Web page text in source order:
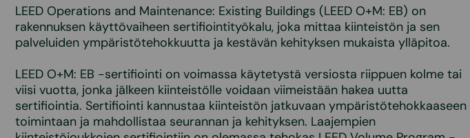
LEED Operations and Maintenance: Existing Buildings (LEED O+M: EB) on
rakennuksen käyttövaiheen sertifiointityökalu, joka mittaa kiinteistön ja sen
palveluiden ympäristötehokkuutta ja kestävän kehityksen mukaista ylläpitoa.
LEED O+M: EB -sertifiointi on voimassa käytetystä versiosta riippuen kolme tai
viisi vuotta, jonka jälkeen kiinteistölle voidaan viimeistään hakea uutta
sertifiointia. Sertifiointi kannustaa kiinteistön jatkuvaan ympäristötehokkaaseen
toimintaan ja mahdollistaa seurannan ja kehityksen. Laajempien